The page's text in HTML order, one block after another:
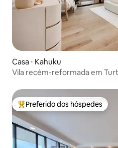
Casa ⋅ Kahuku
Vila recém-reformada em
Entre os melhores preferidos
Preferido dos hóspedes